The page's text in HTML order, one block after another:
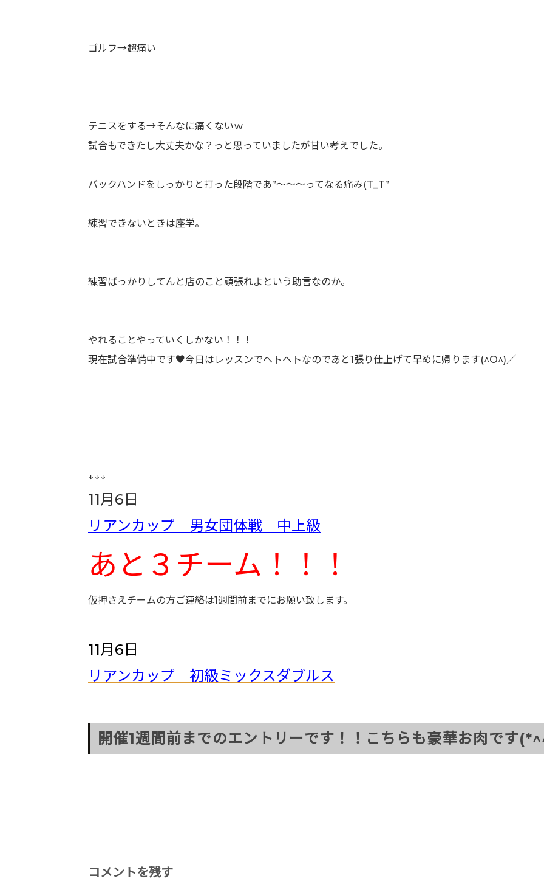
ゴルフ→超痛い
テニスをする→そんなに痛くないｗ
試合もできたし大丈夫かな？っと思っていましたが甘い考えでした。
バックハンドをしっかりと打った段階であ”～～～ってなる痛み(T_T”
練習できないときは座学。
練習ばっかりしてんと店のこと頑張れよという助言なのか。
やれることやっていくしかない！！！
現在試合準備中です♥今日はレッスンでヘトヘトなのであと1張り仕上げて早めに帰ります(^O^)／
↓↓↓
11月6日
リアンカップ 男女団体戦 中上級
あと３チーム！！！
仮押さえチームの方ご連絡は1週間前までにお願い致します。
11月6日
リアンカップ 初級ミックスダブルス
開催1週間前までのエントリーです！！こちらも豪華お肉です
コメントを残す